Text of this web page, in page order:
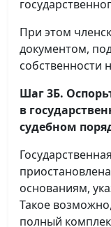
При этом
документом,
собственности
Шаг 3Б.
в
судебном
основаниям,
Такое
полный